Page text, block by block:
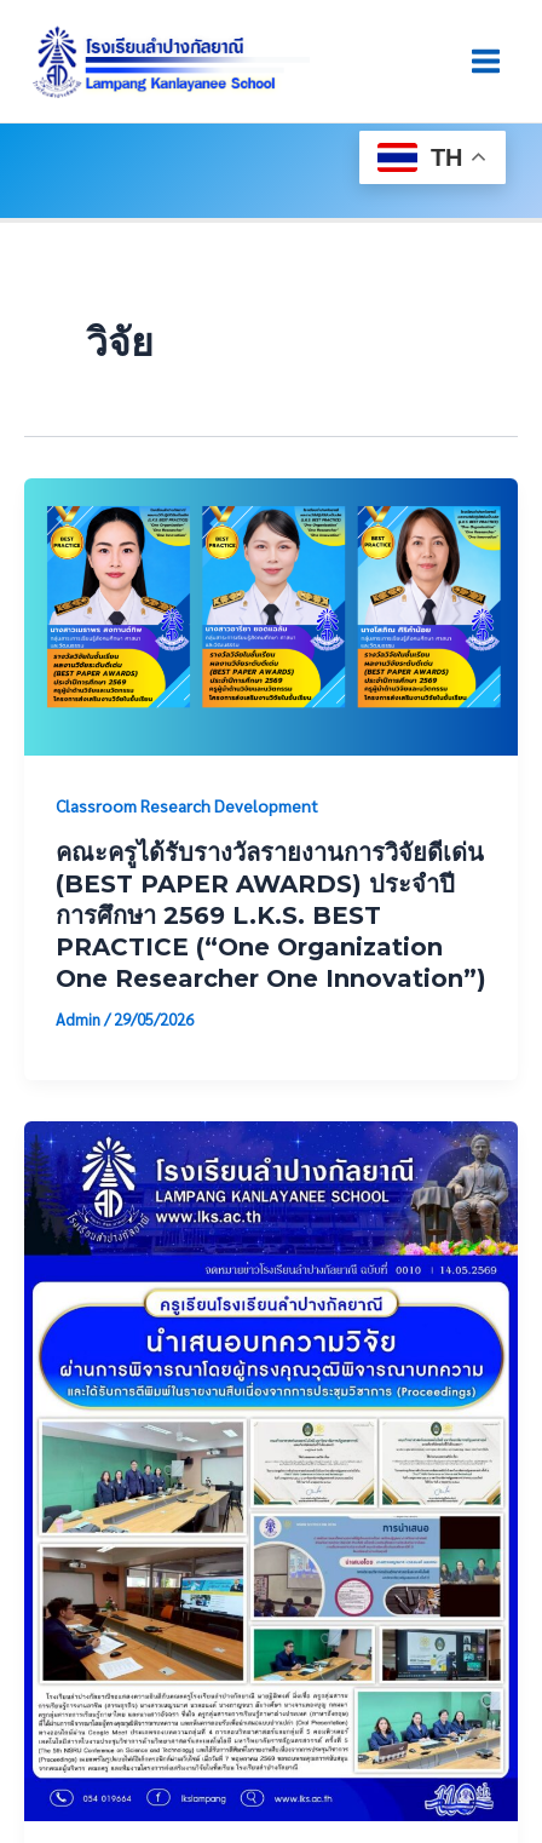
Content
TH
วิจัย
Classroom Research Development
คณะครูได้รับรางวัลรายงานการวิจัย​ดีเด่น
(BEST​ PAPER AWARDS)​ ประจำปี
การศึกษา 2569 L.K.S. BEST
PRACTICE (“One Organization
One Researcher One Innovation”)
Admin/29/05/2026